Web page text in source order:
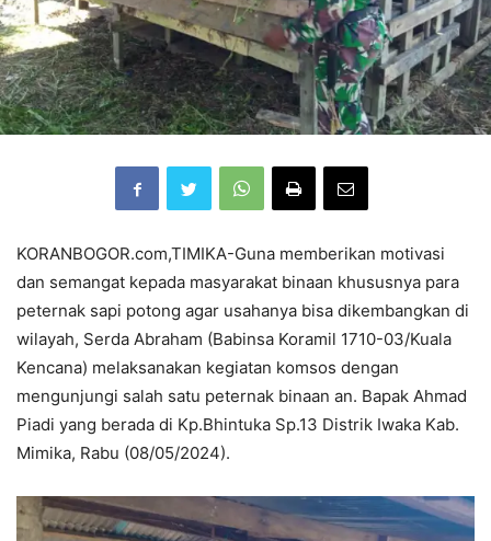
KORANBOGOR.com,TIMIKA-Guna memberikan motivasi
dan semangat kepada masyarakat binaan khususnya para
peternak sapi potong agar usahanya bisa dikembangkan di
wilayah, Serda Abraham (Babinsa Koramil 1710-03/Kuala
Kencana) melaksanakan kegiatan komsos dengan
mengunjungi salah satu peternak binaan an. Bapak Ahmad
Piadi yang berada di Kp.Bhintuka Sp.13 Distrik Iwaka Kab.
Mimika, Rabu (08/05/2024).